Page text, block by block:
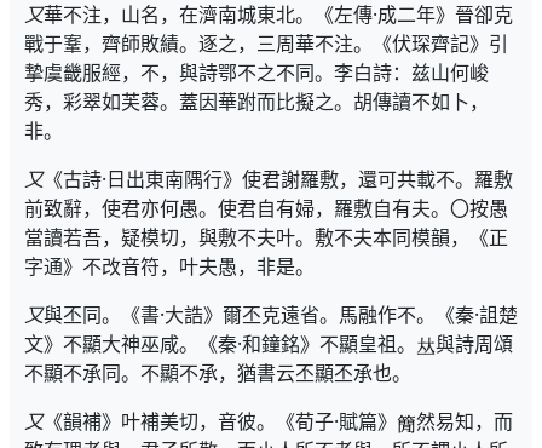
又華不注，山名，在濟南城東北。《左傳·成二年》晉卻克
戰于鞌，齊師敗績。逐之，三周華不注。《伏琛齊記》引
摯虞畿服經，不，與詩鄂不之不同。李白詩：兹山何峻
秀，彩翠如芙蓉。蓋因華跗而比擬之。胡傳讀不如卜，
非。
又《古詩·日出東南隅行》使君謝羅敷，還可共載不。羅敷
前致辭，使君亦何愚。使君自有婦，羅敷自有夫。〇按愚
當讀若吾，疑模切，與敷不夫叶。敷不夫本同模韻，《正
字通》不改音符，叶夫愚，非是。
又與丕同。《書·大誥》爾丕克遠省。馬融作不。《秦·詛楚
文》不顯大神巫咸。《秦·和鐘銘》不顯皇祖。
與詩周頌
不顯不承同。不顯不承，猶書云丕顯丕承也。
又《韻補》叶補美切，音彼。《荀子·賦篇》
然易知，而